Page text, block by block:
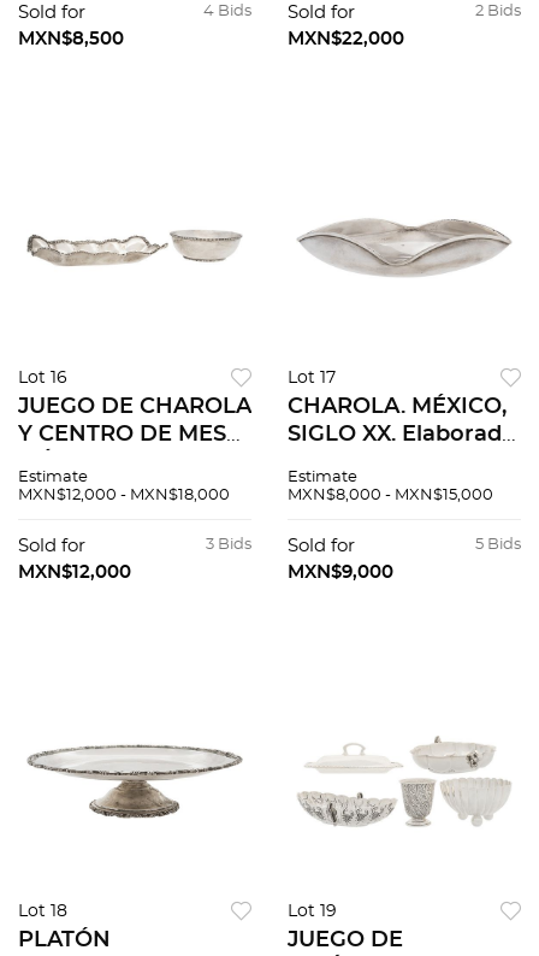
uno en AVM y otro
en SANBORNS.
4 Bids
Sold for
MXN$8,500
Sterling, ley 0.925;
uno en JR y otro en
2 Bids
Sold for
MXN$22,000
Lot 16
JUEGO DE CHAROLA
Y CENTRO DE MESA.
Elaboradas en plata
uno en MRA y otro
en MRR.
Estimate
MXN$12,000 - MXN$18,000
3 Bids
Sold for
MXN$12,000
Lot 17
CHAROLA. MÉXICO,
SIGLO XX. Elaborada
Sterling, ley 0.925.
cm.
Estimate
MXN$8,000 - MXN$15,000
5 Bids
Sold for
MXN$9,000
Lot 18
PLATÓN
Lot 19
JUEGO DE